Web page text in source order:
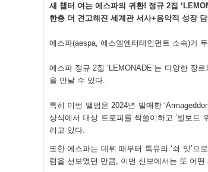
새 챕터 여는 에스파의 귀환! 정규 2집
한층 더 견고해진 세계관 서사+음악적 성장
에스파(aespa, 에스엠엔터테인먼트 소속)가
에스파 정규 2집‘LEMONADE’는 다양한 장르
을 만날 수 있다
특히 이번 앨범은 2024년 발매한
상식에서 대상 트로피를 싹쓸이하고‘빌보드
리고 있다
또한 에스파는 데뷔 때부터 특유의‘쇠 맛’으
럼을 선보였던 만큼, 이번 신보에서는 또 어